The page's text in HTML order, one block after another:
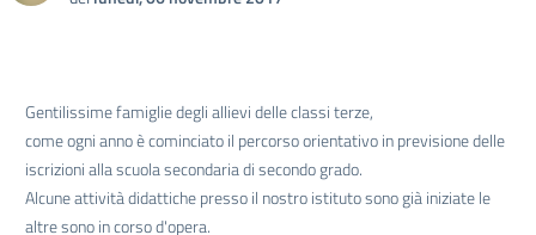
Gentilissime famiglie degli allievi delle classi terze,
come ogni anno è cominciato il percorso orientativo in previsione delle
iscrizioni alla scuola secondaria di secondo grado.
Alcune attività didattiche presso il nostro istituto sono già iniziate le
altre sono in corso d'opera.